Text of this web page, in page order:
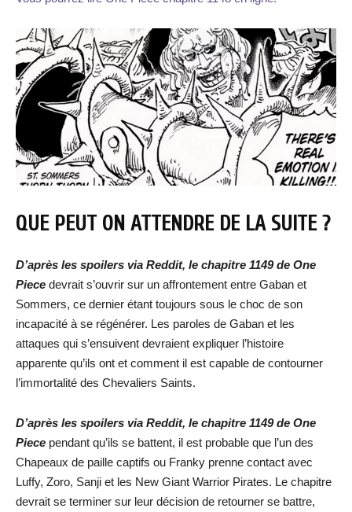
QUE PEUT ON ATTENDRE DE LA SUITE ?
D’après les spoilers via Reddit, le chapitre 1149 de One
Piece devrait s’ouvrir sur un affrontement entre Gaban et
Sommers, ce dernier étant toujours sous le choc de son
incapacité à se régénérer. Les paroles de Gaban et les
attaques qui s’ensuivent devraient expliquer l’histoire
apparente qu’ils ont et comment il est capable de contourner
l’immortalité des Chevaliers Saints.
D’après les spoilers via Reddit, le chapitre 1149 de One
Piece pendant qu’ils se battent, il est probable que l’un des
Chapeaux de paille captifs ou Franky prenne contact avec
Luffy, Zoro, Sanji et les New Giant Warrior Pirates. Le chapitre
devrait se terminer sur leur décision de retourner se battre,